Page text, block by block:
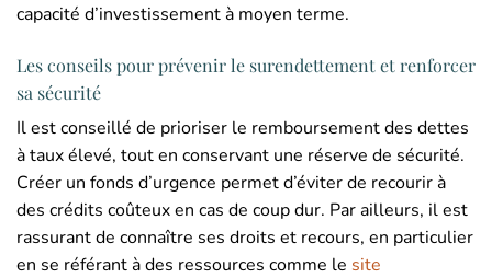
capacité d’investissement à moyen terme.
Les conseils pour prévenir le surendettement et renforcer
sa sécurité
Il est conseillé de prioriser le remboursement des dettes
à taux élevé, tout en conservant une réserve de sécurité.
Créer un fonds d’urgence permet d’éviter de recourir à
des crédits coûteux en cas de coup dur. Par ailleurs, il est
rassurant de connaître ses droits et recours, en particulier
en se référant à des ressources comme le site